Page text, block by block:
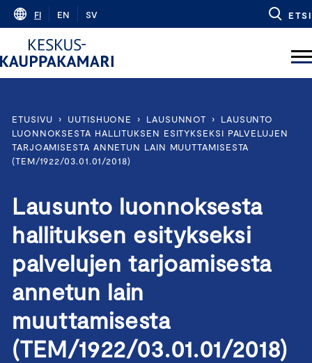
Skip
content
FI EN SV ETSI
ETUSIVU › UUTISHUONE › LAUSUNNOT ›
LAUSUNTO
LUONNOKSESTA HALLITUKSEN ESITYKSEKSI PALVELUJEN
TARJOAMISESTA ANNETUN LAIN MUUTTAMISESTA
(TEM/1922/03.01.01/2018)
Lausunto luonnoksesta
hallituksen esitykseksi
palvelujen tarjoamisesta
annetun lain
muuttamisesta
(TEM/1922/03.01.01/2018)